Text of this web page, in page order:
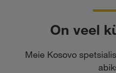
On veel
Meie Kosovo